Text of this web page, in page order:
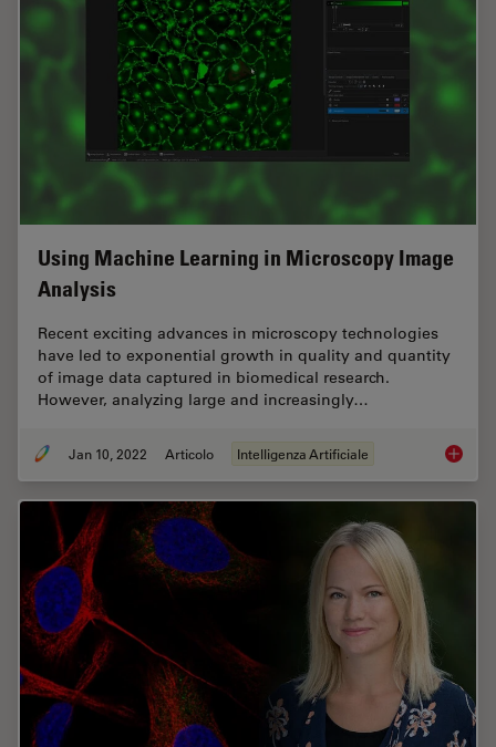
Using Machine Learning in Microscopy Image
Analysis
Recent exciting advances in microscopy technologies
have led to exponential growth in quality and quantity
of image data captured in biomedical research.
However, analyzing large and increasingly…
Jan 10, 2022 Articolo Intelligenza Artificiale Using